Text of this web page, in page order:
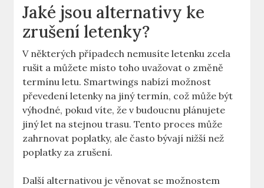
Jaké jsou alternativy ke
zrušení letenky?
V některých případech nemusíte letenku zcela
rušit a můžete místo toho uvažovat o změně
termínu letu. Smartwings nabízí možnost
převedení letenky na jiný termín, což může být
výhodné, pokud víte, že v budoucnu plánujete
jiný let na stejnou trasu. Tento proces může
zahrnovat poplatky, ale často bývají nižší než
poplatky za zrušení.
Další alternativou je věnovat se možnostem